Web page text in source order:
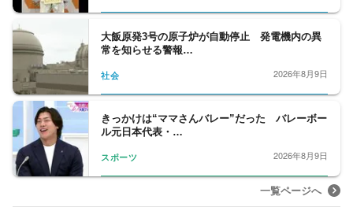
大飯原発3号の原子炉が自動停止 発電機内の異
常を知らせる警報…
社会 2026年8月9日
きっかけは“ママさんバレー”だった バレーボー
ル元日本代表・…
スポーツ 2026年8月9日
一覧ページへ